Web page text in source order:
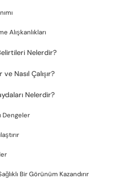
Alışkanlıkları
Nelerdir?
Nasıl Çalışır?
Nelerdir?
Dengeler
Bir Görünüm Kazandırır